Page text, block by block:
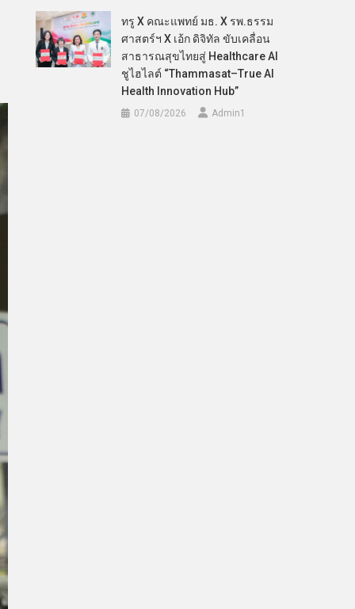
ทรู X คณะแพทย์ มธ. X รพ.ธรรม
ศาสตร์ฯ X เอ้ก ดิจิทัล ขับเคลื่อน
สาธารณสุขไทยสู่ Healthcare AI
ชูไฮไลต์ “Thammasat–True AI
Health Innovation Hub”
07/08/2026 Admin​1